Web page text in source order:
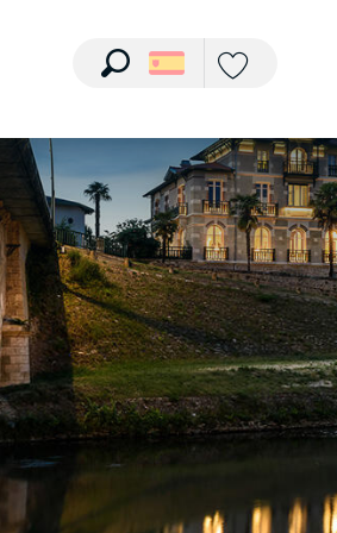
Ver fotos (3)